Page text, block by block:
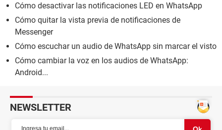
Cómo desactivar las notificaciones LED en WhatsApp
Cómo quitar la vista previa de notificaciones de
Messenger
Cómo escuchar un audio de WhatsApp sin marcar el visto
Cómo cambiar la voz en los audios de WhatsApp:
Android...
NEWSLETTER